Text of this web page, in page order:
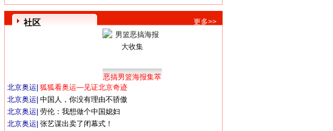
社区 更多>>
恶搞男篮海报集萃
北京奥运 狐狐看奥运—见证北京奇迹
北京奥运 中国人，你没有理由不骄傲
北京奥运 劳伦：我想做个中国媳妇
北京奥运 张艺谋出卖了闭幕式！